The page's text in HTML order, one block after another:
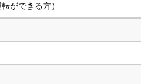
ができる方）